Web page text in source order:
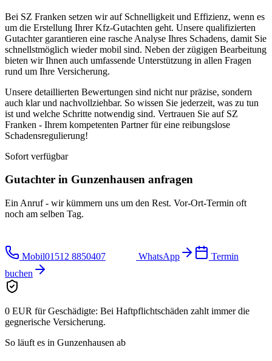
Bei SZ Franken setzen wir auf Schnelligkeit und Effizienz, wenn es
um die Erstellung Ihrer Kfz-Gutachten geht. Unsere qualifizierten
Gutachter garantieren eine rasche Analyse Ihres Schadens, damit Sie
schnellstmöglich wieder mobil sind. Neben der zügigen Bearbeitung
bieten wir Ihnen auch umfassende Unterstützung in allen Fragen
rund um Ihre Versicherung.
Unsere detaillierten Bewertungen sind nicht nur präzise, sondern
auch klar und nachvollziehbar. So wissen Sie jederzeit, was zu tun
ist und welche Schritte notwendig sind. Vertrauen Sie auf SZ
Franken - Ihrem kompetenten Partner für eine reibungslose
Schadensregulierung!
Sofort verfügbar
Gutachter in Gunzenhausen anfragen
Ein Anruf - wir kümmern uns um den Rest. Vor-Ort-Termin oft
noch am selben Tag.
Mobil01512 8850407 WhatsApp
Termin
buchen
0 EUR für Geschädigte: Bei Haftpflichtschäden zahlt immer die
gegnerische Versicherung.
So läuft es in Gunzenhausen ab